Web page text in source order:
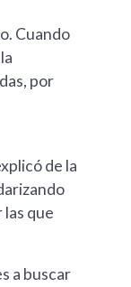
Cuando
por
de la
las que
a buscar